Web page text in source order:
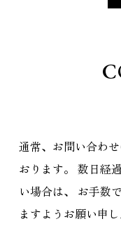
C
通常、お問い合わ
おります。 数日経
い場合は、
お手数
ますようお願い申し